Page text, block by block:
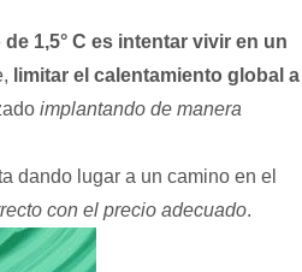
1,5° C es intentar vivir en un
limitar el calentamiento global a
implantando de manera
dando lugar a un camino en el
con el precio adecuado.